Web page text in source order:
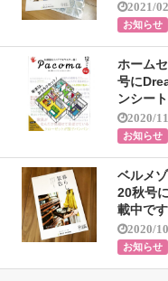
2021/
お知らせ
ホーム
号に
ンシー
2020/
お知らせ
ベルメ
20秋号
載中です
2020/
お知らせ